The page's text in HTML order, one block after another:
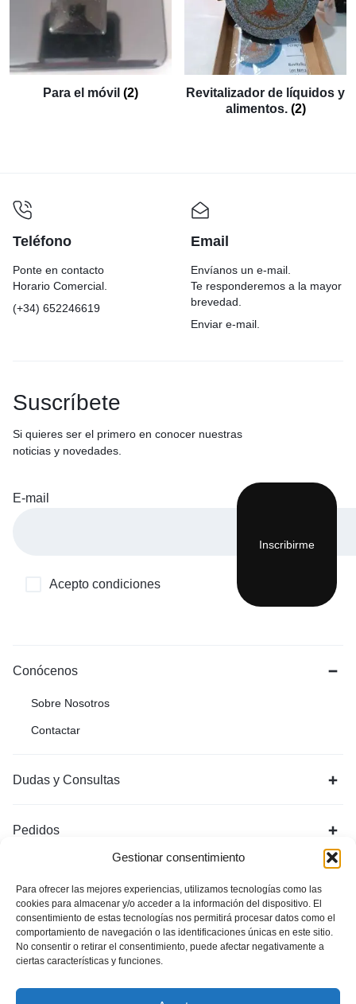
Gestionar consentimiento
Para ofrecer las mejores experiencias, utilizamos tecnologías como las
cookies para almacenar y/o acceder a la información del dispositivo. El
consentimiento de estas tecnologías nos permitirá procesar datos como el
comportamiento de navegación o las identificaciones únicas en este sitio.
No consentir o retirar el consentimiento, puede afectar negativamente a
ciertas características y funciones.
Para el móvil (2)
Revitalizador de líquidos y
alimentos. (2)
Teléfono
Ponte en contacto
Horario Comercial.
(+34) 652246619
Email
Envíanos un e-mail.
Te responderemos a la mayor
brevedad.
Enviar e-mail.
Suscríbete
Si quieres ser el primero en conocer nuestras
noticias y novedades.
E-mail
Acepto condiciones
Conócenos
Sobre Nosotros
Contactar
Dudas y Consultas
Pedidos
Política de Privacidad Aviso Legal Política de cookies (UE)